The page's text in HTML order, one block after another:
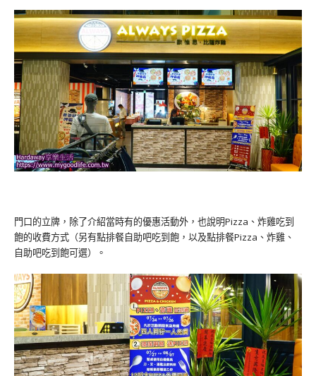
門口的立牌，除了介紹當時有的優惠活動外，也說明Pizza、炸雞吃到
飽的收費方式（另有點排餐自助吧吃到飽，以及點排餐Pizza、炸雞、
自助吧吃到飽可選）。